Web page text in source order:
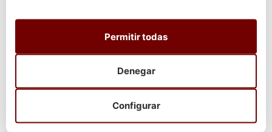
Continúa en su mejor momento, con
sabor suave, ligero y delicioso.
gallegos de temporada en verano, con sabor potente
y carne firme, perfecto para hacer al horno y con
Configurar
Denegar
Permitir todas